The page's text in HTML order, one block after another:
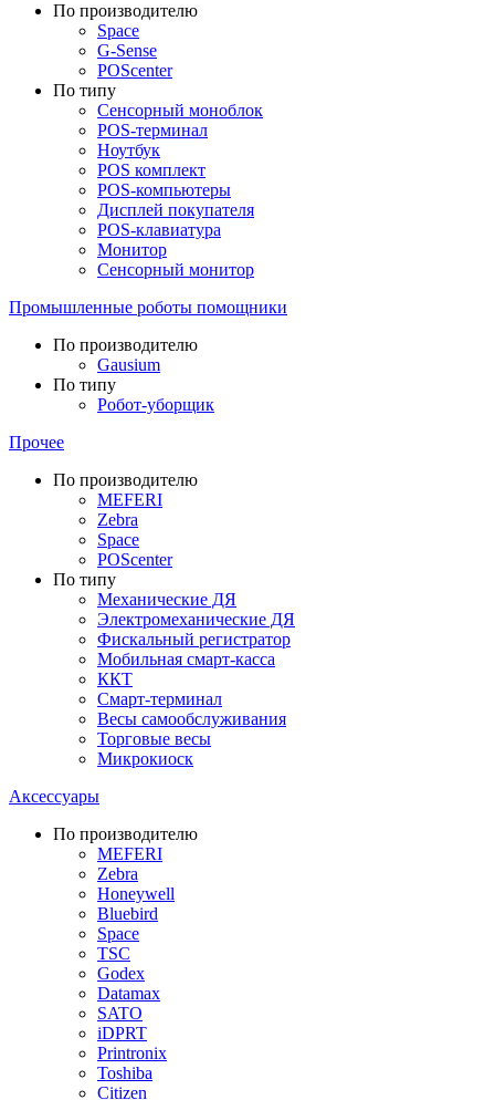
По производителю
Space
G-Sense
POScenter
По типу
Сенсорный моноблок
POS-терминал
Ноутбук
POS комплект
POS-компьютеры
Дисплей покупателя
POS-клавиатура
Монитор
Сенсорный монитор
Промышленные роботы помощники
По производителю
Gausium
По типу
Робот-уборщик
Прочее
По производителю
MEFERI
Zebra
Space
POScenter
По типу
Механические ДЯ
Электромеханические ДЯ
Фискальный регистратор
Мобильная смарт-касса
ККТ
Смарт-терминал
Весы самообслуживания
Торговые весы
Микрокиоск
Аксессуары
По производителю
MEFERI
Zebra
Honeywell
Bluebird
Space
TSC
Godex
Datamax
SATO
iDPRT
Printronix
Toshiba
Citizen